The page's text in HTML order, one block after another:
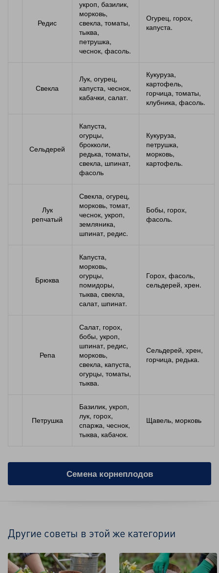
Редис
укроп, базилик,
морковь,
свекла, томаты,
тыква,
петрушка,
чеснок, фасоль.
Огурец, горох,
капуста.
Свекла
Лук, огурец,
капуста, чеснок,
кабачки, салат.
Кукуруза,
картофель,
горчица, томаты,
клубника, фасоль.
Сельдерей
Капуста,
огурцы,
брокколи,
редька, томаты,
свекла, шпинат,
фасоль
Кукуруза,
петрушка,
морковь,
картофель.
Лук
репчатый
Свекла, огурец,
морковь, томат,
чеснок, укроп,
земляника,
шпинат, редис.
Бобы, горох,
фасоль.
Брюква
Капуста,
морковь,
огурцы,
помидоры,
тыква, свекла,
салат, шпинат.
Горох, фасоль,
сельдерей, хрен.
Репа
Салат, горох,
бобы, укроп,
шпинат, редис,
морковь,
свекла, капуста,
огурцы, томаты,
тыква.
Сельдерей, хрен,
горчица, редька.
Петрушка
Базилик, укроп,
лук, горох,
спаржа, чеснок,
тыква, кабачок.
Щавель, морковь
Семена корнеплодов
Другие советы в этой же категории